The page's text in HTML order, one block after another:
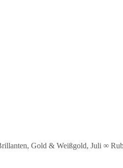
, Gold & Weißgold, Juli ∞